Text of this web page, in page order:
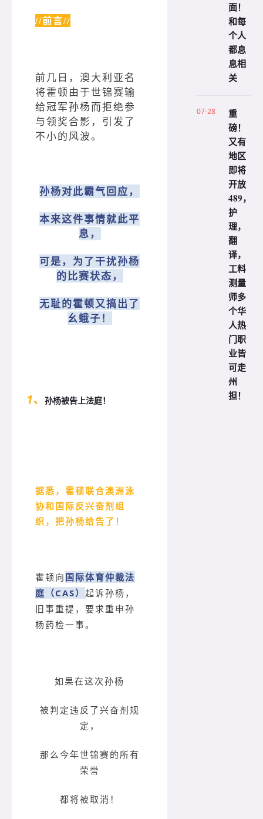
//前言//
前几日，澳大利亚名
将霍顿由于世锦赛输
给冠军孙杨而拒绝参
与领奖合影，引发了
不小的风波。
孙杨对此霸气回应，
本来这件事情就此平
息，
可是，为了干扰孙杨
的比赛状态，
无耻的霍顿又搞出了
幺蛾子！
1、 孙杨被告上法庭！
据悉，霍顿联合澳洲泳
协和国际反兴奋剂组
织，把孙杨给告了！
霍顿向 国际体育仲裁法
庭（CAS）
起诉孙杨，
旧事重提，要求重申孙
杨药检一事。
如果在这次孙杨
被判定违反了兴奋剂规
定，
那么今年世锦赛的所有
荣誉
都将被取消！
面！
和每
个人
都息
息相
关
07-28
重
磅！
又有
地区
即将
开放
489，
护
理，
翻
译，
工料
测量
师多
个华
人热
门职
业皆
可走
州
担！